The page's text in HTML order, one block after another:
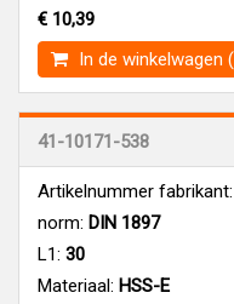
€ 10,39
In de winkelwagen
41-10171-538
Artikelnummer fabrikant:
norm: DIN 1897
L1: 30
Materiaal: HSS-E